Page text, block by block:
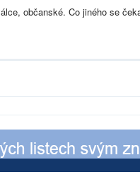
občanské. Co jiného se